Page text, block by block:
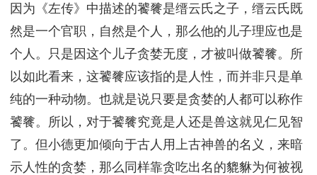
因为《左传》中描述的饕餮是缙云氏之子，缙云氏既
然是一个官职，自然是个人，那么他的儿子理应也是
个人。只是因这个儿子贪婪无度，才被叫做饕餮。所
以如此看来，这饕餮应该指的是人性，而并非只是单
纯的一种动物。也就是说只要是贪婪的人都可以称作
饕餮。所以，对于饕餮究竟是人还是兽这就见仁见智
了。但小德更加倾向于古人用上古神兽的名义，来暗
示人性的贪婪，那么同样靠贪吃出名的貔貅为何被视